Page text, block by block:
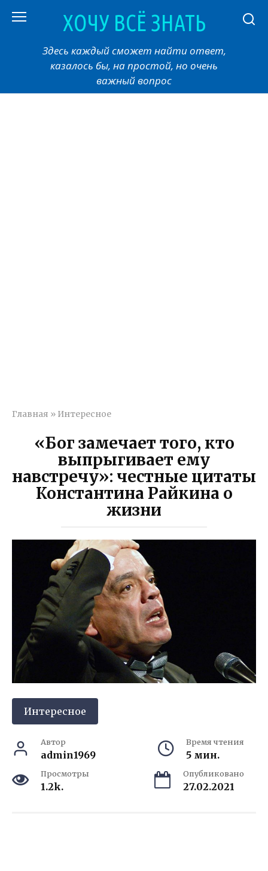
ХОЧУ ВСЁ ЗНАТЬ
Здесь каждый сможет найти ответ,
казалось бы, на простой, но очень
важный вопрос
Главная » Интересное
«Бог замечает того, кто
выпрыгивает ему
навстречу»: честные цитаты
Константина Райкина о
жизни
Интересное
Автор
admin1969
Время чтения
5 мин.
Просмотры
1.2k.
Опубликовано
27.02.2021